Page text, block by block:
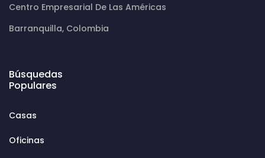
Centro Empresarial De Las Américas
Barranquilla, Colombia
Búsquedas
Populares
Casas
Oficinas